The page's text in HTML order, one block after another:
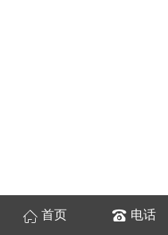
首页 电话